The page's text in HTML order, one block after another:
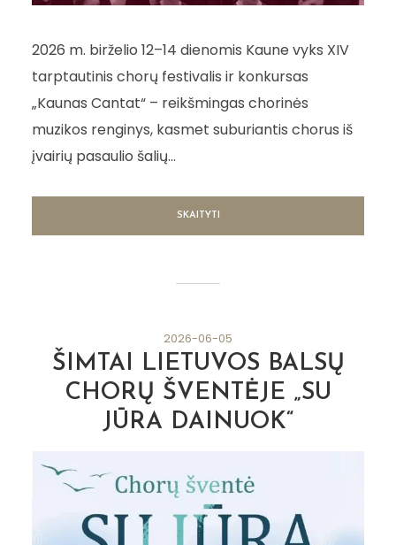
2026 m. birželio 12–14 dienomis Kaune vyks XIV
tarptautinis chorų festivalis ir konkursas
„Kaunas Cantat“ – reikšmingas chorinės
muzikos renginys, kasmet suburiantis chorus iš
įvairių pasaulio šalių...
SKAITYTI
2026-06-05
ŠIMTAI LIETUVOS BALSŲ
CHORŲ ŠVENTĖJE „SU
JŪRA DAINUOK“